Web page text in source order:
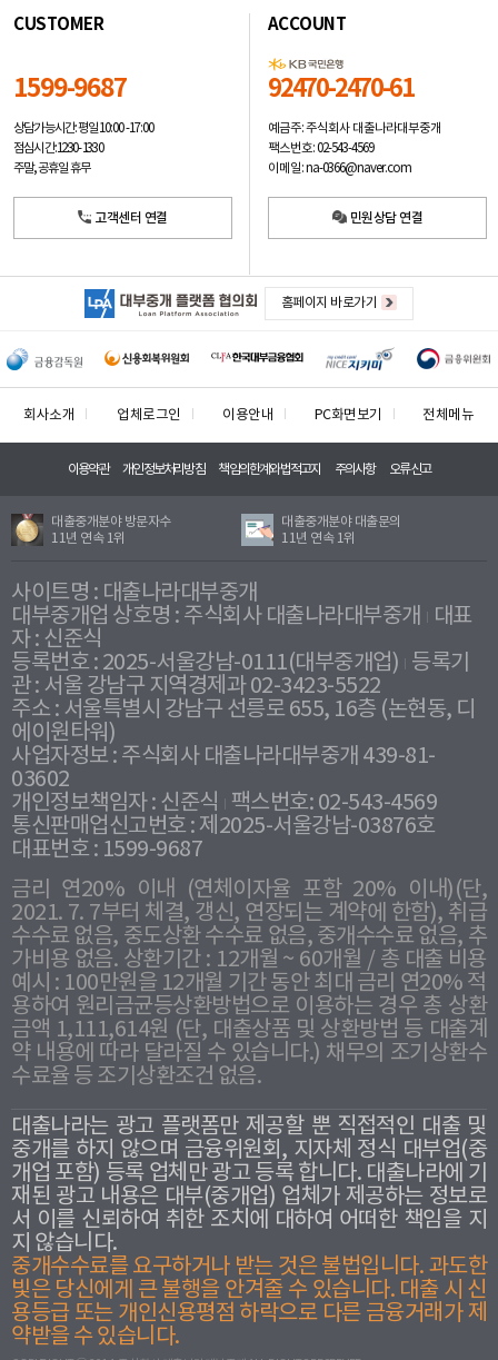
CUSTOMER
1599-9687
상담가능시간: 평일10:00 -17:00
점심시간: 12:30 - 13:30
주말, 공휴일 휴무
고객센터 연결
ACCOUNT
92470-2470-61
예금주: 주식회사 대출나라대부중개
팩스번호: 02-543-4569
이메일: na-0366@naver.com
민원상담 연결
홈페이지 바로가기
회사소개 업체로그인 이용안내 PC화면보기 전체메뉴
이용약관 개인정보처리방침 책임의한계와법적고지 주의사항 오류신고
대출중개분야 방문자수
11년 연속 1위
대출중개분야 대출문의
11년 연속 1위
사이트명 : 대출나라대부중개
대부중개업 상호명 : 주식회사 대출나라대부중개
대표
자 : 신준식
등록번호 : 2025-서울강남-0111(대부중개업) 등록기
관 : 서울 강남구 지역경제과 02-3423-5522
주소 : 서울특별시 강남구 선릉로 655, 16층 (논현동, 디
에이원타워)
사업자정보 : 주식회사 대출나라대부중개 439-81-
03602
개인정보책임자 : 신준식
팩스번호: 02-543-4569
통신판매업신고번호 : 제2025-서울강남-03876호
대표번호 : 1599-9687
금리 연20% 이내 (연체이자율 포함 20% 이내)(단,
2021. 7. 7부터 체결, 갱신, 연장되는 계약에 한함), 취급
수수료 없음, 중도상환 수수료 없음, 중개수수료 없음, 추
가비용 없음. 상환기간 : 12개월 ~ 60개월 / 총 대출 비용
예시 : 100만원을 12개월 기간 동안 최대 금리 연20% 적
용하여 원리금균등상환방법으로 이용하는 경우 총 상환
금액 1,111,614원 (단, 대출상품 및 상환방법 등 대출계
약 내용에 따라 달라질 수 있습니다.) 채무의 조기상환수
수료율 등 조기상환조건 없음.
대출나라는 광고 플랫폼만 제공할 뿐 직접적인 대출 및
중개를 하지 않으며 금융위원회, 지자체 정식 대부업(중
개업 포함) 등록 업체만 광고 등록 합니다. 대출나라에 기
재된 광고 내용은 대부(중개업) 업체가 제공하는 정보로
서 이를 신뢰하여 취한 조치에 대하여 어떠한 책임을 지
지 않습니다.
중개수수료를 요구하거나 받는 것은 불법입니다. 과도한
빛은 당신에게 큰 불행을 안겨줄 수 있습니다. 대출 시 신
용등급 또는 개인신용평점 하락으로 다른 금융거래가 제
약받을 수 있습니다.